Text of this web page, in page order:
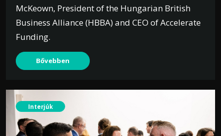
McKeown, President of the Hungarian British
Business Alliance (HBBA) and CEO of Accelerate
Funding.
Bővebben
Interjúk